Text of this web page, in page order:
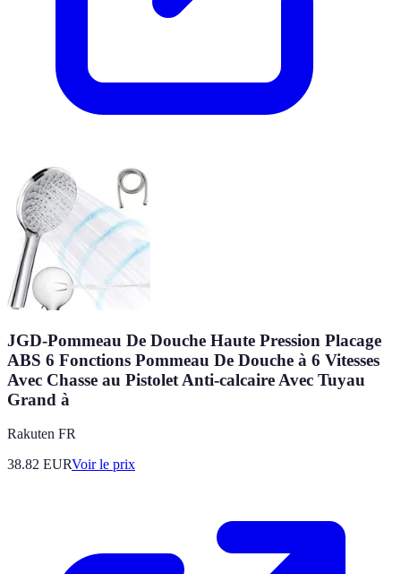
JGD-Pommeau De Douche Haute Pression Placage
ABS 6 Fonctions Pommeau De Douche à 6 Vitesses
Avec Chasse au Pistolet Anti-calcaire Avec Tuyau
Grand à
Rakuten FR
38.82 EURVoir le prix